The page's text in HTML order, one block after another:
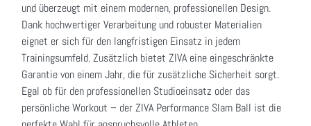
und überzeugt mit einem modernen, professionellen Design.
Dank hochwertiger Verarbeitung und robuster Materialien
eignet er sich für den langfristigen Einsatz in jedem
Trainingsumfeld. Zusätzlich bietet ZIVA eine eingeschränkte
Garantie von einem Jahr, die für zusätzliche Sicherheit sorgt.
Egal ob für den professionellen Studioeinsatz oder das
persönliche Workout – der ZIVA Performance Slam Ball ist die